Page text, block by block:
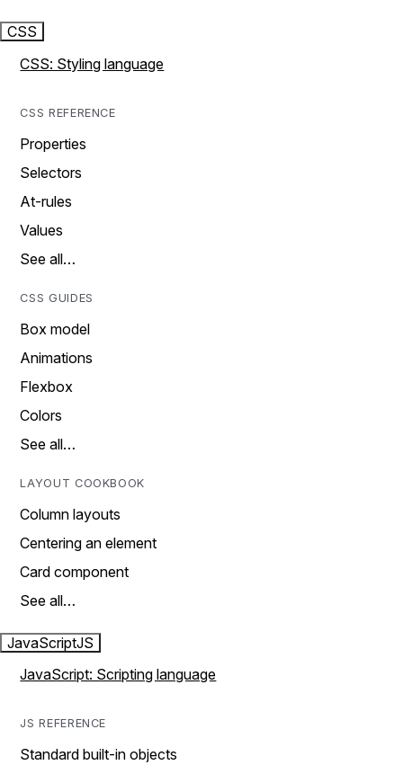
CSS
CSS: Styling language
CSS REFERENCE
Properties
Selectors
At-rules
Values
See all…
CSS GUIDES
Box model
Animations
Flexbox
Colors
See all…
LAYOUT COOKBOOK
Column layouts
Centering an element
Card component
See all…
JavaScriptJS
JavaScript: Scripting language
JS REFERENCE
Standard built-in objects